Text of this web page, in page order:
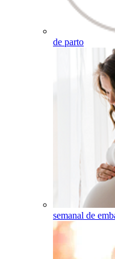
de parto
semanal de